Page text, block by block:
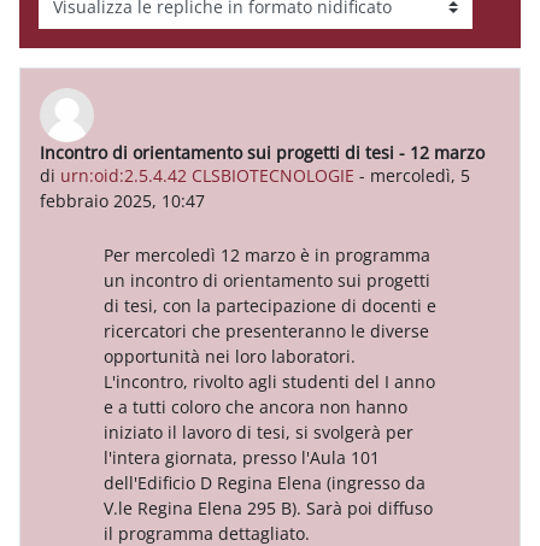
Incontro di orientamento sui progetti di tesi - 12 marzo
di urn:oid:2.5.4.42 CLSBIOTECNOLOGIE - mercoledì, 5
febbraio 2025, 10:47
Numero di risposte: 1
Per mercoledì 12 marzo è in programma
un incontro di orientamento sui progetti
di tesi, con la partecipazione di docenti e
ricercatori che presenteranno le diverse
opportunità nei loro laboratori.
L'incontro, rivolto agli studenti del I anno
e a tutti coloro che ancora non hanno
iniziato il lavoro di tesi, si svolgerà per
l'intera giornata, presso l'Aula 101
dell'Edificio D Regina Elena (ingresso da
V.le Regina Elena 295 B). Sarà poi diffuso
il programma dettagliato.